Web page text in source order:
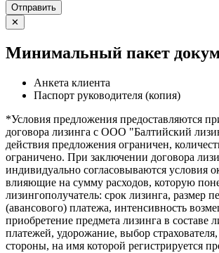
Отправить
✕
Минимальный пакет
Анкета клиента
Паспорт руководителя (копия)
*Условия предложения предоставляются
договора лизинга с ООО "Балтийский
действия предложения ограничен,
ограничено. При заключении договора
индивидуально согласовываются условия
влияющие на сумму расходов, которую
лизингополучатель: срок лизинга, размер
(авансового) платежа, интенсивность
приобретение предмета лизинга в составе
платежей, удорожание, выбор
стороны, на имя которой регистрируется